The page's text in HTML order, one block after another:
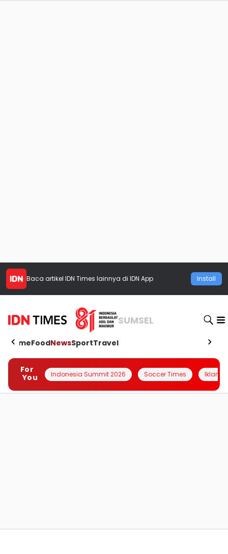
Baca artikel IDN Times lainnya di IDN App Install
SUMSEL
HomeFoodNewsSportTravel
For
You
Indonesia Summit 2026 Soccer Times Iklanin